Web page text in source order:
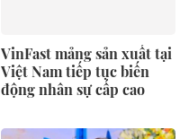
VinFast mảng sản xuất tại
Việt Nam tiếp tục biến
động nhân sự cấp cao